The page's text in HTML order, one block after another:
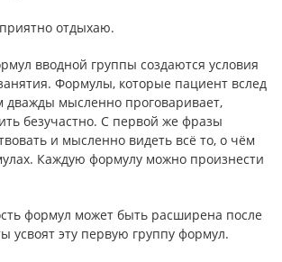
отдыхаю.
вводной группы создаются условия
Формулы, которые пациент вслед
дважды мысленно проговаривает,
безучастно. С первой же фразы
и мысленно видеть всё то, о чём
Каждую формулу можно произнести
формул может быть расширена после
усвоят эту первую группу формул.